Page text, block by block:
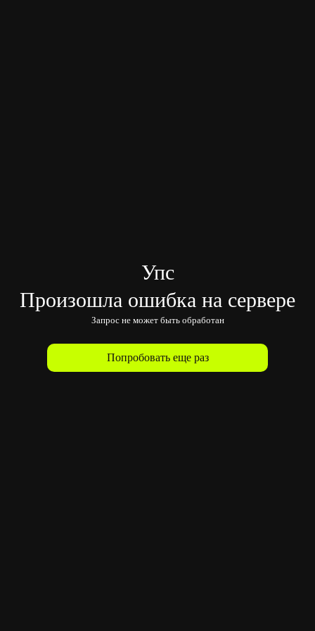
Упс
Произошла ошибка на сервере
Запрос не может быть обработан
Попробовать еще раз